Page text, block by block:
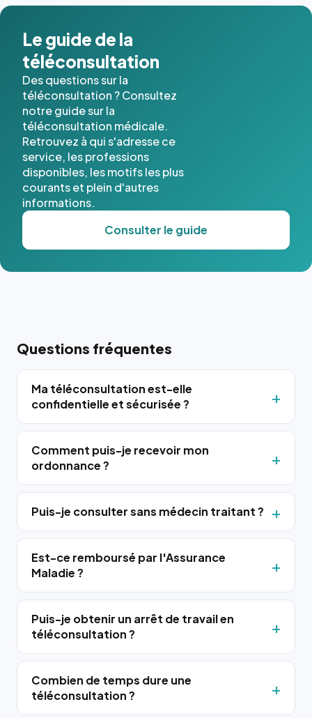
cas. #}
Le guide de la
téléconsultation
Des questions sur la
téléconsultation ? Consultez
notre guide sur la
téléconsultation médicale.
Retrouvez à qui s'adresse ce
service, les professions
disponibles, les motifs les plus
courants et plein d'autres
informations.
Consulter le guide
Questions fréquentes
Ma téléconsultation est-elle
confidentielle et sécurisée ?
Comment puis-je recevoir mon
ordonnance ?
Puis-je consulter sans médecin traitant ?
Est-ce remboursé par l'Assurance
Maladie ?
Puis-je obtenir un arrêt de travail en
téléconsultation ?
Combien de temps dure une
téléconsultation ?